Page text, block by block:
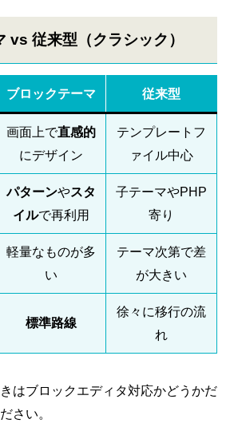
従来型（クラシック）
ブロックテーマ 従来型
画面上で直感的
にデザイン
テンプレートフ
ァイル中心
パターンやスタ
イルで再利用
子テーマやPHP
寄り
軽量なものが多
い
テーマ次第で差
が大きい
標準路線
徐々に移行の流
れ
はブロックエディタ対応かどうかだ
さい。